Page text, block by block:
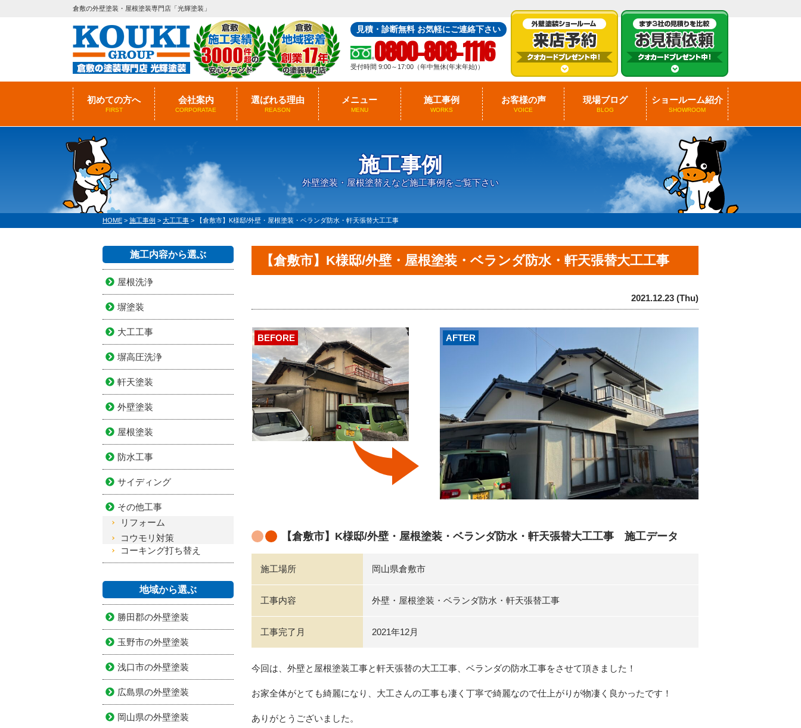
倉敷の外壁塗装・屋根塗装専門店「光輝塗装」
見積・診断無料 お気軽にご連絡下さい
0800-808-1116
受付時間 9:00～17:00（年中無休(年末年始)）
初めての方へ
FIRST
会社案内
CORPORATAE
選ばれる理由
REASON
メニュー
MENU
施工事例
WORKS
お客様の声
VOICE
現場ブログ
BLOG
ショールーム紹介
SHOWROOM
施工事例
外壁塗装・屋根塗替えなど施工事例をご覧下さい
HOME > 施工事例 > 大工工事 > 【倉敷市】K様邸/外壁・屋根塗装・ベランダ防水・軒天張替大工工事
【倉敷市】K様邸/外壁・屋根塗装・ベランダ防水・軒天張替大工工事
2021.12.23 (Thu)
AFTER
BEFORE
【倉敷市】K様邸/外壁・屋根塗装・ベランダ防水・軒天張替大工工事 施工データ
施工場所 岡山県倉敷市
工事内容 外壁・屋根塗装・ベランダ防水・軒天張替工事
工事完了月 2021年12月
今回は、外壁と屋根塗装工事と軒天張替の大工工事、ベランダの防水工事をさせて頂きました！
お家全体がとても綺麗になり、大工さんの工事も凄く丁寧で綺麗なので仕上がりが物凄く良かったです！
ありがとうございました。
施工内容から選ぶ
屋根洗浄
塀塗装
大工工事
塀高圧洗浄
軒天塗装
外壁塗装
屋根塗装
防水工事
サイディング
その他工事
リフォーム
コウモリ対策
コーキング打ち替え
地域から選ぶ
勝田郡の外壁塗装
玉野市の外壁塗装
浅口市の外壁塗装
広島県の外壁塗装
岡山県の外壁塗装